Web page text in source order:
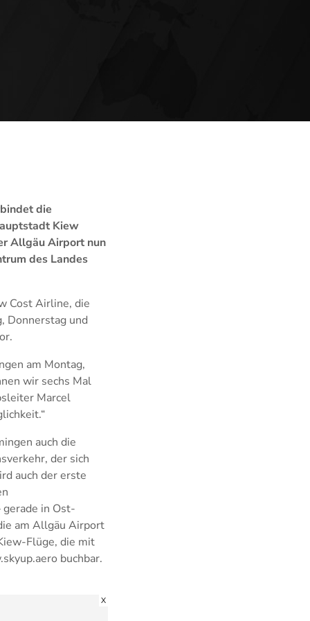
die
Kiew
Allgäu Airport nun
des Landes
Cost Airline, die
Donnerstag und
am Montag,
wir sechs Mal
Marcel
auch die
der sich
auch der erste
in Ost-
am Allgäu Airport
Flüge, die mit
buchbar.
X